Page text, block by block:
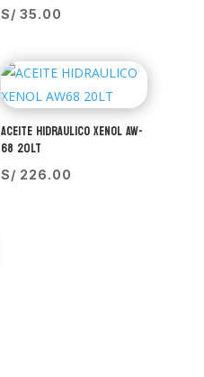
S/ 35.00
ACEITE HIDRAULICO XENOL AW-
68 20LT
S/ 226.00